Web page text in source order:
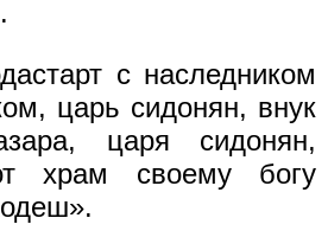
с наследником
царь сидонян, внук
царя сидонян,
храм своему богу